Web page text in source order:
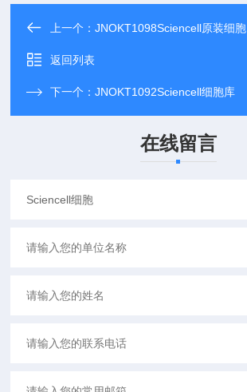
上一个：JNOKT1098Sciencell原装细胞
返回列表
下一个：JNOKT1092Sciencell细胞库
在线留言